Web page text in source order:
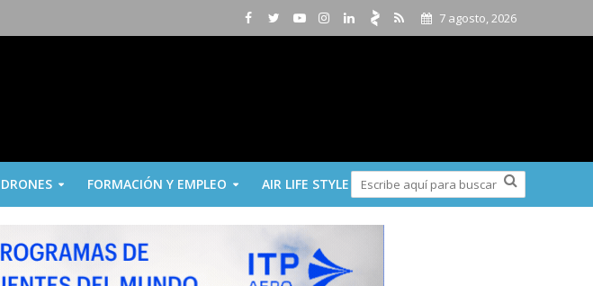
7 agosto, 2026
DRONES FORMACIÓN Y EMPLEO AIR LIFE STYLE